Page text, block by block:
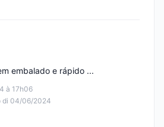
à 17h06
di 04/06/2024
embalado e rápido ...